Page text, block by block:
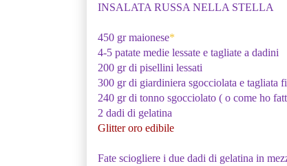
INSALATA RUSSA NELLA STELLA
450 gr maionese*
4-5 patate medie lessate e tagliate a dadini
200 gr di pisellini lessati
300 gr di giardiniera sgocciolata e tagliata
240 gr di tonno sgocciolato ( o come ho
2 dadi di gelatina
Glitter oro edibile
Fate sciogliere i due dadi di gelatina in